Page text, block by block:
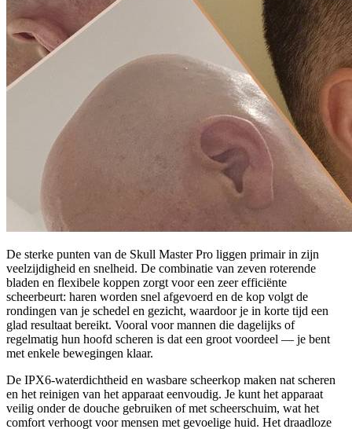
De sterke punten van de Skull Master Pro liggen primair in zijn
veelzijdigheid en snelheid. De combinatie van zeven roterende
bladen en flexibele koppen zorgt voor een zeer efficiënte
scheerbeurt: haren worden snel afgevoerd en de kop volgt de
rondingen van je schedel en gezicht, waardoor je in korte tijd een
glad resultaat bereikt. Vooral voor mannen die dagelijks of
regelmatig hun hoofd scheren is dat een groot voordeel — je bent
met enkele bewegingen klaar.
De IPX6-waterdichtheid en wasbare scheerkop maken nat scheren
en het reinigen van het apparaat eenvoudig. Je kunt het apparaat
veilig onder de douche gebruiken of met scheerschuim, wat het
comfort verhoogt voor mensen met gevoelige huid. Het draadloze